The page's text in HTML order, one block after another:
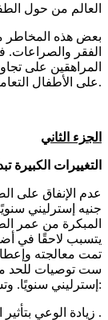
العالم من حول
بعض هذه المخاطر
الفقر والصراعات.
المراهقين على
على الأطفال التعامل مع العالم من حولهم.
الجزء الثاني
التغييرات الكبيرة
جنيه إسترليني
المبكرة من عمر
يتسبب لاحقًا في
تمت معالجته
إسترليني سنويًا. وتشمل هذه:
1. زيادة الوعي بتأثير السنوات الأولى للطفل .